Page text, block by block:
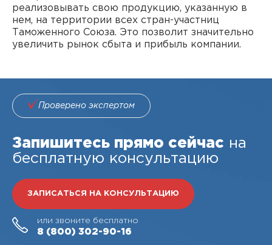
реализовывать свою продукцию, указанную в
нем, на территории всех стран-участниц
Таможенного Союза. Это позволит значительно
увеличить рынок сбыта и прибыль компании.
Проверено экспертом
Запишитесь прямо сейчас на
бесплатную консультацию
ЗАПИСАТЬСЯ НА КОНСУЛЬТАЦИЮ
или звоните бесплатно
8 (800) 302-90-16